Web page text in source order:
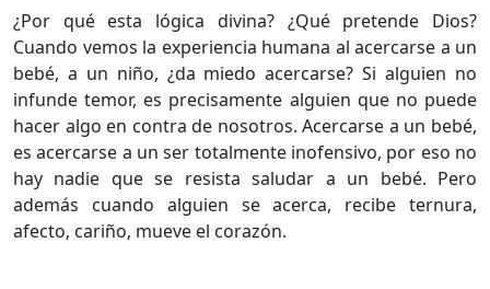
¿Por qué esta lógica divina? ¿Qué pretende Dios?
Cuando vemos la experiencia humana al acercarse a un
bebé, a un niño, ¿da miedo acercarse? Si alguien no
infunde temor, es precisamente alguien que no puede
hacer algo en contra de nosotros. Acercarse a un bebé,
es acercarse a un ser totalmente inofensivo, por eso no
hay nadie que se resista saludar a un bebé. Pero
además cuando alguien se acerca, recibe ternura,
afecto, cariño, mueve el corazón.